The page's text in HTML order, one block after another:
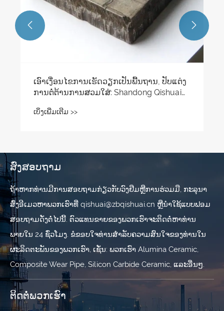
ການເຮັດວຽກເປັນພື້ນຖານ, ປັບແຕ່ງ
ນສວມໃສ່: Shandong Qishuai
 
ສົ່ງສອບຖາມ
ຖ້າ​ຫາກ​ທ່ານ​ມີ​ການ​ສອບ​ຖາມ​ກ່ຽວ​ກັບ​ວົງ​ຢືມ​ຫຼື​ການ​ຮ່ວມ​ມື​, ກະ​ລຸ​ນາ​
ສົ່ງ​ອີ​ເມວ​ຫາ​ພວກ​ເຮົາ​ທີ່ qishuai@zbqishuai.cn ຫຼື​ນໍາ​ໃຊ້​ແບບ​ຟອມ​
ສອບ​ຖາມ​ດັ່ງ​ຕໍ່​ໄປ​ນີ້​. ຕົວແທນຂາຍຂອງພວກເຮົາຈະຕິດຕໍ່ຫາທ່ານ
ພາຍໃນ 24 ຊົ່ວໂມງ. ຂໍຂອບໃຈທ່ານສໍາລັບຄວາມສົນໃຈຂອງທ່ານໃນ
ຜະລິດຕະພັນຂອງພວກເຮົາ, ເຊັ່ນ: ພວກເຮົາ Alumina Ceramic,
Composite Wear Pipe, Silicon Carbide Ceramic, ແລະອື່ນໆ.
ຕິດ​ຕໍ່​ພວກ​ເຮົາ